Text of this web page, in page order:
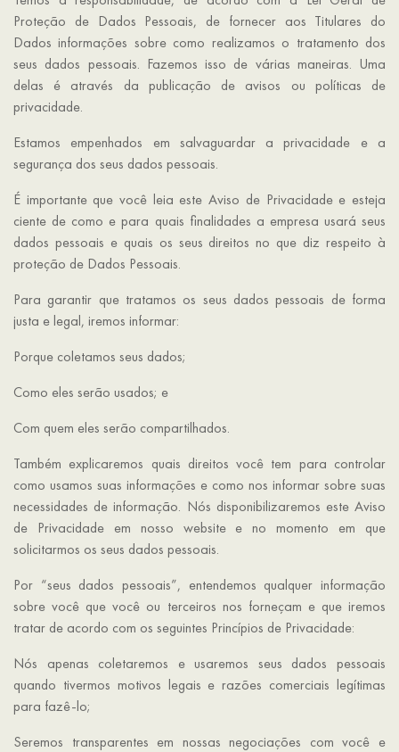
Proteção de Dados Pessoais, de fornecer aos Titulares do
Dados informações sobre como realizamos o tratamento dos
seus dados pessoais. Fazemos isso de várias maneiras. Uma
delas é através da publicação de avisos ou políticas de
privacidade.
Estamos empenhados em salvaguardar a privacidade e a
segurança dos seus dados pessoais.
É importante que você leia este Aviso de Privacidade e esteja
ciente de como e para quais finalidades a empresa usará seus
dados pessoais e quais os seus direitos no que diz respeito à
proteção de Dados Pessoais.
Para garantir que tratamos os seus dados pessoais de forma
justa e legal, iremos informar:
Porque coletamos seus dados;
Como eles serão usados; e
Com quem eles serão compartilhados.
Também explicaremos quais direitos você tem para controlar
como usamos suas informações e como nos informar sobre suas
necessidades de informação. Nós disponibilizaremos este Aviso
de Privacidade em nosso website e no momento em que
solicitarmos os seus dados pessoais.
Por “seus dados pessoais”, entendemos qualquer informação
sobre você que você ou terceiros nos forneçam e que iremos
tratar de acordo com os seguintes Princípios de Privacidade:
Nós apenas coletaremos e usaremos seus dados pessoais
quando tivermos motivos legais e razões comerciais legítimas
para fazê-lo;
Seremos transparentes em nossas negociações com você e